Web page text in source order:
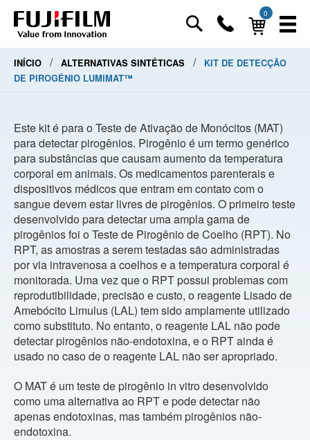
0
INÍCIO / ALTERNATIVAS SINTÉTICAS /
KIT DE DETECÇÃO
DE PIROGÊNIO LUMIMAT™
Este kit é para o Teste de Ativação de Monócitos (MAT)
para detectar pirogênios. Pirogênio é um termo genérico
para substâncias que causam aumento da temperatura
corporal em animais. Os medicamentos parenterais e
dispositivos médicos que entram em contato com o
sangue devem estar livres de pirogênios. O primeiro teste
desenvolvido para detectar uma ampla gama de
pirogênios foi o Teste de Pirogênio de Coelho (RPT). No
RPT, as amostras a serem testadas são administradas
por via intravenosa a coelhos e a temperatura corporal é
monitorada. Uma vez que o RPT possui problemas com
reprodutibilidade, precisão e custo, o reagente Lisado de
Amebócito Limulus (LAL) tem sido amplamente utilizado
como substituto. No entanto, o reagente LAL não pode
detectar pirogênios não-endotoxina, e o RPT ainda é
usado no caso de o reagente LAL não ser apropriado.
O MAT é um teste de pirogênio in vitro desenvolvido
como uma alternativa ao RPT e pode detectar não
apenas endotoxinas, mas também pirogênios não-
endotoxina.